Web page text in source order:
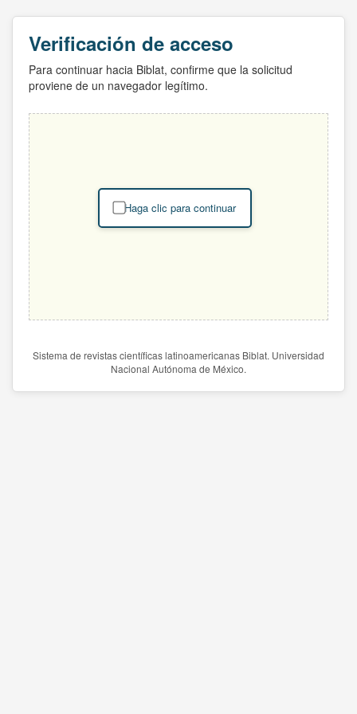
Verificación de acceso
Para continuar hacia Biblat, confirme que la solicitud
proviene de un navegador legítimo.
Haga clic para continuar
Sistema de revistas científicas latinoamericanas Biblat. Universidad
Nacional Autónoma de México.